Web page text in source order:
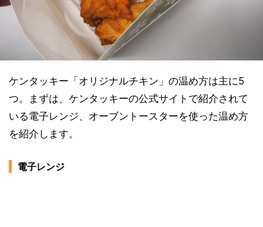
ケンタッキー「オリジナルチキン」の温め方は主に5
つ。まずは、ケンタッキーの公式サイトで紹介されて
いる電子レンジ、オーブントースターを使った温め方
を紹介します。
電子レンジ